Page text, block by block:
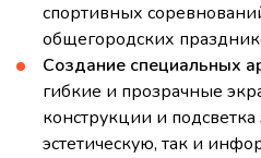
спортивных
общегородских
Создание специальных
гибкие и прозрачные
конструкции и
эстетическую, так и